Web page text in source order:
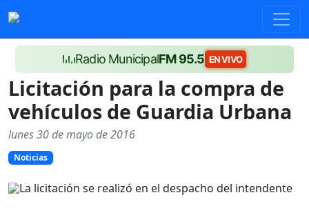
Radio MunicipalFM 95.5 EN VIVO
Licitación para la compra de
vehículos de Guardia Urbana
lunes 30 de mayo de 2016
Noticias